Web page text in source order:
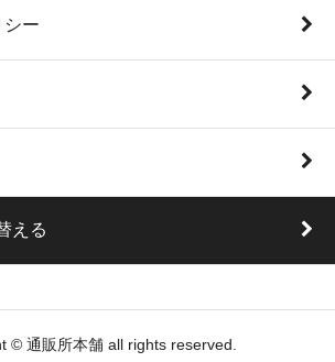
シー
える
© 通販所本舗 all rights reserved.